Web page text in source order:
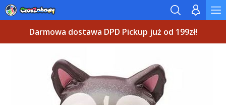
Darmowa dostawa DPD Pickup już od 199zł!